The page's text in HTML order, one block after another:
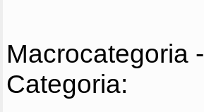
Macrocategoria -
Categoria: